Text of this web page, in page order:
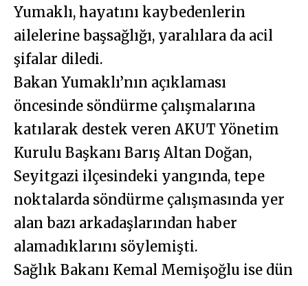
Yumaklı, hayatını kaybedenlerin
ailelerine başsağlığı, yaralılara da acil
şifalar diledi.
Bakan Yumaklı’nın açıklaması
öncesinde söndürme çalışmalarına
katılarak destek veren AKUT Yönetim
Kurulu Başkanı Barış Altan Doğan,
Seyitgazi ilçesindeki yangında, tepe
noktalarda söndürme çalışmasında yer
alan bazı arkadaşlarından haber
alamadıklarını söylemişti.
Sağlık Bakanı Kemal Memişoğlu ise dün